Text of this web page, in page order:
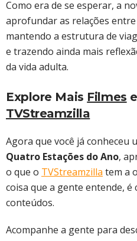
Como era de se esperar, a
aprofundar as relações
mantendo a estrutura de
e trazendo ainda mais
da vida adulta.
Explore Mais Filmes
TVStreamzilla
Agora que você já conheceu
Quatro Estações do Ano,
o que o TVStreamzilla tem a
coisa que a gente entende, é
conteúdos.
Acompanhe a gente para